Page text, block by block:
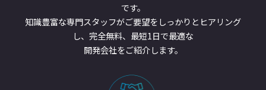
です。
知識豊富な専門スタッフがご要望をしっかりとヒアリング
し、完全無料、最短1日で最適な
開発会社をご紹介します。